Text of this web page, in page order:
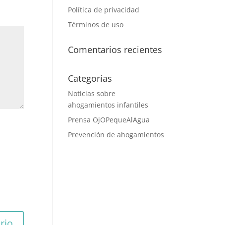
Política de privacidad
Términos de uso
Comentarios recientes
Categorías
Noticias sobre
ahogamientos infantiles
Prensa OjOPequeAlAgua
Prevención de ahogamientos